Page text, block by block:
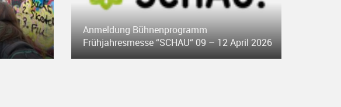
Anmeldung Bühnenprogramm
Frühjahresmesse “SCHAU“ 09 – 12 April 2026